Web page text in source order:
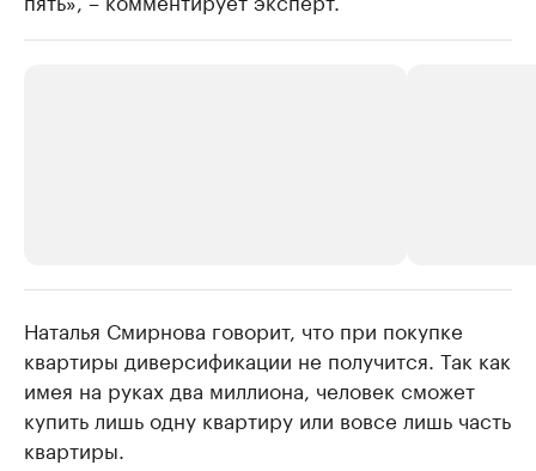
Крупнейшие производители и
продавцы медийной продукции
Ознакомьтесь с информацией в каталоге
Страховые
Посмотрите в
Наталья Смирнова говорит, что при покупке
квартиры диверсификации не получится. Так как
имея на руках два миллиона, человек сможет
купить лишь одну квартиру или вовсе лишь часть
квартиры.